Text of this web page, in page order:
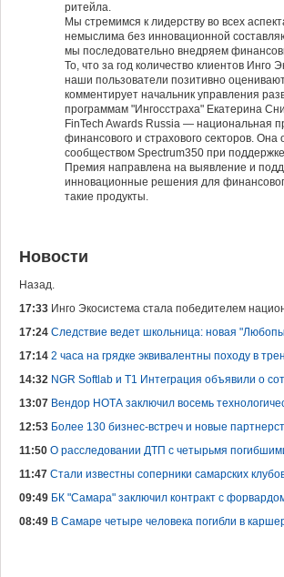
ритейла.
Мы стремимся к лидерству во всех
немыслима без инновационной
мы последовательно внедряем
То, что за год количество клиентов Инго
наши пользователи позитивно
комментирует начальник управления
программам "Ингосстраха" Екатерина
FinTech Awards Russia — национальная
финансового и страхового секторов.
сообществом Spectrum350 при
Премия направлена на выявление и
инновационные решения для
такие продукты.
Новости
Назад.
17:33 Инго Экосистема стала победителем
17:24 Следствие ведет школьница: новая
17:14 2 часа на грядке эквивалентны походу в
14:32 NGR Softlab и Т1 Интеграция объявили о
13:07 Вендор НОТА заключил восемь
12:53 Более 130 бизнес-встреч и новые
11:50 О расследовании ДТП с четырьмя
11:47 Стали известны соперники самарских
09:49 БК "Самара" заключил контракт с
08:49 В Самаре четыре человека погибли в